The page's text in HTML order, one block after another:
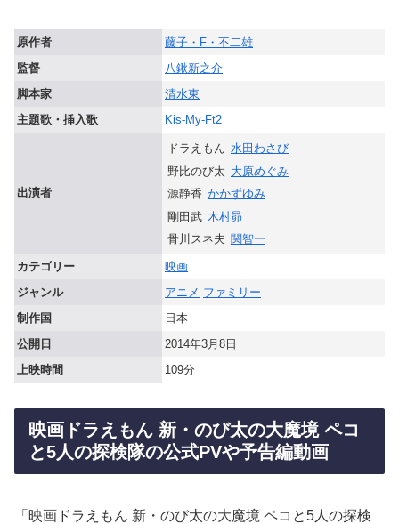
原作者
藤子・F・不二雄
監督
八鍬新之介
脚本家
清水東
主題歌・挿入歌
Kis-My-Ft2
出演者
ドラえもん 水田わさび
野比のび太 大原めぐみ
源静香 かかずゆみ
剛田武 木村昴
骨川スネ夫 関智一
カテゴリー
映画
ジャンル
アニメ ファミリー
制作国
日本
公開日
2014年3月8日
上映時間
109分
映画ドラえもん 新・のび太の大魔境 ペコ
と5人の探検隊の公式PVや予告編動画
「映画ドラえもん 新・のび太の大魔境 ペコと5人の探検